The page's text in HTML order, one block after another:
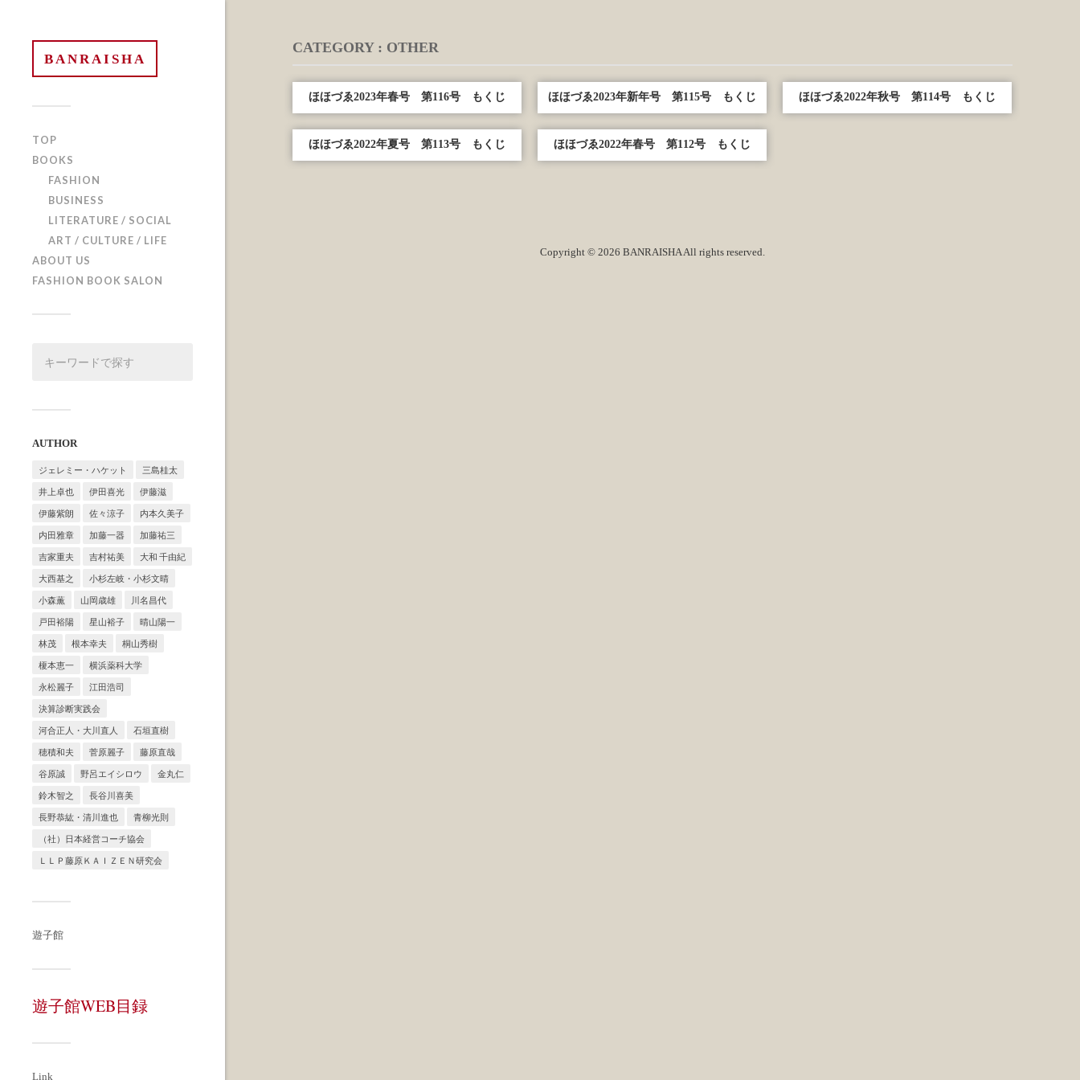
BANRAISHA
TOP
BOOKS
FASHION
BUSINESS
LITERATURE / SOCIAL
ART / CULTURE / LIFE
ABOUT US
FASHION BOOK SALON
AUTHOR
ジェレミー・ハケット 三島桂太
井上卓也 伊田喜光 伊藤滋
伊藤紫朗 佐々涼子 内本久美子
内田雅章 加藤一器 加藤祐三
吉家重夫 吉村祐美 大和 千由紀
大西基之 小杉左岐・小杉文晴
小森薫 山岡歳雄 川名昌代
戸田裕陽 星山裕子 晴山陽一
林茂 根本幸夫 桐山秀樹
榎本恵一 横浜薬科大学
永松麗子 江田浩司
決算診断実践会
河合正人・大川直人 石垣直樹
穂積和夫 菅原麗子 藤原直哉
谷原誠 野呂エイシロウ 金丸仁
鈴木智之 長谷川喜美
長野恭紘・清川進也 青柳光則
（社）日本経営コーチ協会
ＬＬＰ藤原ＫＡＩＺＥＮ研究会
遊子館
遊子館WEB目録
Link
CATEGORY : OTHER
ほほづゑ2023年春号 第116号 もくじ ほほづゑ2023年新年号 第115号 もくじ ほほづゑ2022年秋号 第114号 もくじ
ほほづゑ2022年夏号 第113号 もくじ ほほづゑ2022年春号 第112号 もくじ
Copyright © 2026 BANRAISHA All rights reserved.